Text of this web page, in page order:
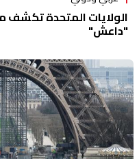
الولايات المتحدة تكشف
"داعش"